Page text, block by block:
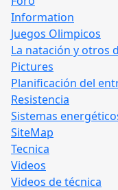
Information
Juegos Olimpicos
La natación y otros
Pictures
Planificación del
Resistencia
Sistemas
SiteMap
Tecnica
Videos
Videos de técnica